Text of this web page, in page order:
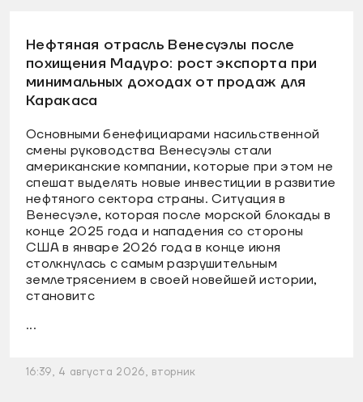
Нефтяная отрасль Венесуэлы после
похищения Мадуро: рост экспорта при
минимальных доходах от продаж для
Каракаса
Основными бенефициарами насильственной
смены руководства Венесуэлы стали
американские компании, которые при этом не
спешат выделять новые инвестиции в развитие
нефтяного сектора страны. Ситуация в
Венесуэле, которая после морской блокады в
конце 2025 года и нападения со стороны
США в январе 2026 года в конце июня
столкнулась с самым разрушительным
землетрясением в своей новейшей истории,
становитс
...
16:39, 4 августа 2026, вторник